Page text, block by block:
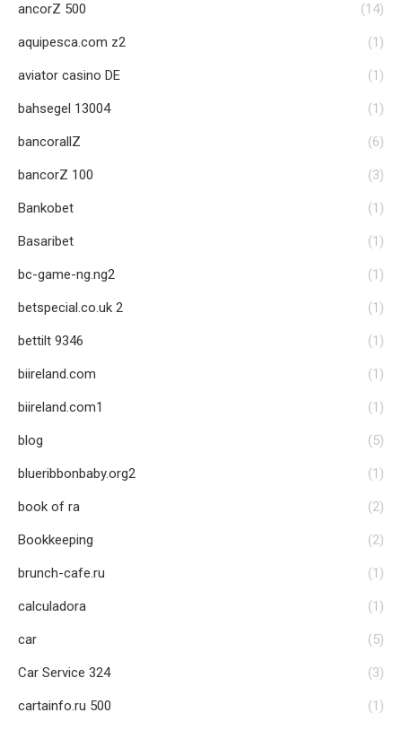
ancorZ 500 (14)
aquipesca.com z2 (1)
aviator casino DE (1)
bahsegel 13004 (1)
bancorallZ (6)
bancorZ 100 (3)
Bankobet (1)
Basaribet (1)
bc-game-ng.ng2 (1)
betspecial.co.uk 2 (1)
bettilt 9346 (1)
biireland.com (1)
biireland.com1 (1)
blog (5)
blueribbonbaby.org2 (1)
book of ra (2)
Bookkeeping (2)
brunch-cafe.ru (1)
calculadora (1)
car (5)
Car Service 324 (3)
cartainfo.ru 500 (1)